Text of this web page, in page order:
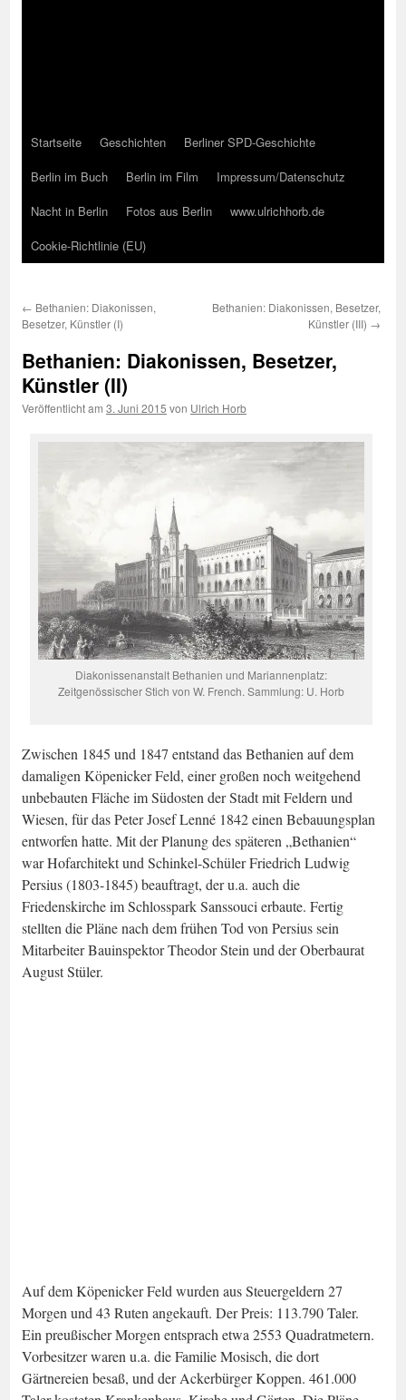
Startseite Geschichten
Berliner SPD-Geschichte
Berlin im Buch
Berlin im Film
Impressum/Datenschutz
Nacht in Berlin
Fotos aus Berlin
www.ulrichhorb.de
Cookie-Richtlinie (EU)
← Bethanien: Diakonissen,
Besetzer, Künstler (I)
Bethanien: Diakonissen, Besetzer,
Künstler (III) →
Bethanien: Diakonissen, Besetzer,
Künstler (II)
Veröffentlicht am 3. Juni 2015 von Ulrich Horb
Diakonissenanstalt Bethanien und Mariannenplatz:
Zeitgenössischer Stich von W. French. Sammlung: U. Horb
Zwischen 1845 und 1847 entstand das Bethanien auf dem
damaligen Köpenicker Feld, einer großen noch weitgehend
unbebauten Fläche im Südosten der Stadt mit Feldern und
Wiesen, für das Peter Josef Lenné 1842 einen Bebauungsplan
entworfen hatte. Mit der Planung des späteren „Bethanien“
war Hofarchitekt und Schinkel-Schüler Friedrich Ludwig
Persius (1803-1845) beauftragt, der u.a. auch die
Friedenskirche im Schlosspark Sanssouci erbaute. Fertig
stellten die Pläne nach dem frühen Tod von Persius sein
Mitarbeiter Bauinspektor Theodor Stein und der Oberbaurat
August Stüler.
Auf dem Köpenicker Feld wurden aus Steuergeldern 27
Morgen und 43 Ruten angekauft. Der Preis: 113.790 Taler.
Ein preußischer Morgen entsprach etwa 2553 Quadratmetern.
Vorbesitzer waren u.a. die Familie Mosisch, die dort
Gärtnereien besaß, und der Ackerbürger Koppen. 461.000